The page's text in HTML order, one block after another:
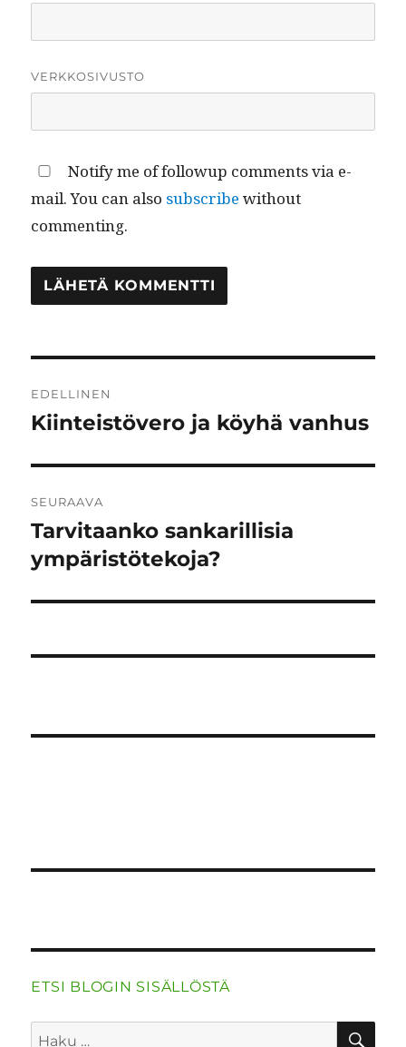
VERKKOSIVUSTO
Notify me of followup comments via e-
mail. You can also subscribe without
commenting.
selaus
EDELLINEN
Edellinen
Kiinteistövero ja köyhä vanhus
SEURAAVA
Seuraava
artikkeli:
Tarvitaanko sankarillisia
ympäristötekoja?
ETSI BLOGIN SISÄLLÖSTÄ
Etsi: